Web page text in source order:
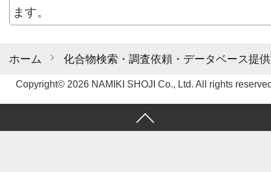
ホーム 化合物検索・調査依頼・データベース提供
ます。
Copyright© 2026 NAMIKI SHOJI Co., Ltd. All rights